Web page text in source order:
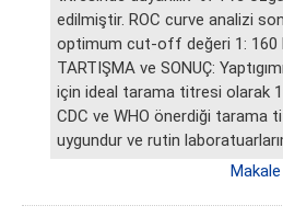
edilmiştir. ROC curve analizi
optimum cut-off değeri 1: 160
TARTIŞMA ve SONUÇ:
için ideal tarama titresi olarak
CDC ve WHO önerdiği tarama
uygundur ve rutin